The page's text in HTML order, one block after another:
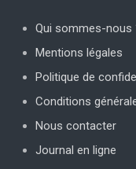
Qui sommes-nous
Mentions légales
Politique de
Conditions
Nous contacter
Journal en ligne